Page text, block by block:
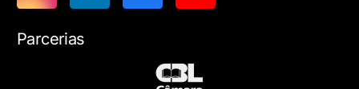
Parcerias